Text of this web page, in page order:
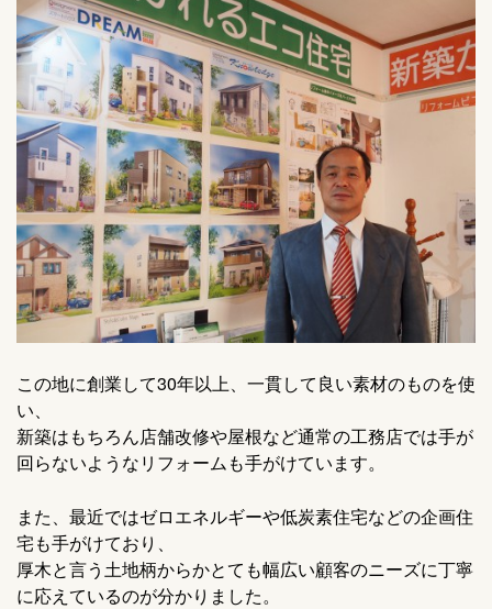
この地に創業して30年以上、一貫して良い素材のものを使
い、
新築はもちろん店舗改修や屋根など通常の工務店では手が
回らないようなリフォームも手がけています。
また、最近ではゼロエネルギーや低炭素住宅などの企画住
宅も手がけており、
厚木と言う土地柄からかとても幅広い顧客のニーズに丁寧
に応えているのが分かりました。